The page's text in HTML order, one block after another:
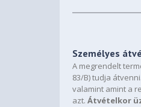
Személyes
A megrendelt
83/B) tudja
valamint amint a
azt.Átvételkor